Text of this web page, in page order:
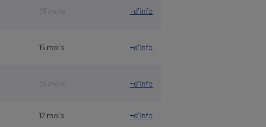
15 mois +d'info
15 mois +d'info
15 mois +d'info
12 mois +d'info